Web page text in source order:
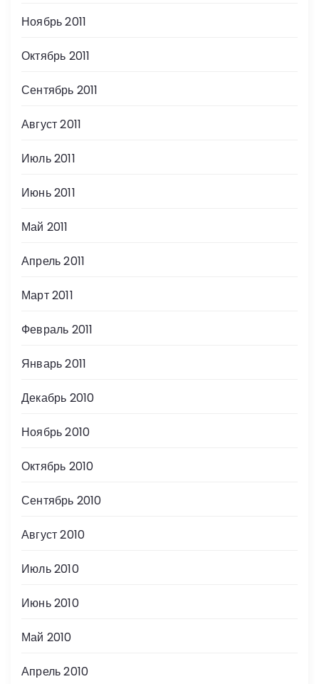
Ноябрь 2011
Октябрь 2011
Сентябрь 2011
Август 2011
Июль 2011
Июнь 2011
Май 2011
Апрель 2011
Март 2011
Февраль 2011
Январь 2011
Декабрь 2010
Ноябрь 2010
Октябрь 2010
Сентябрь 2010
Август 2010
Июль 2010
Июнь 2010
Май 2010
Апрель 2010